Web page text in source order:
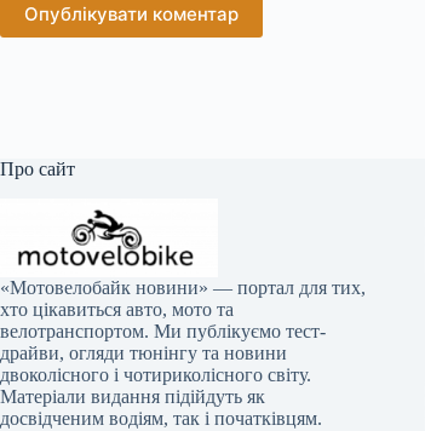
Опублікувати коментар
Про сайт
«Мотовелобайк новини» — портал для тих,
хто цікавиться авто, мото та
велотранспортом. Ми публікуємо тест-
драйви, огляди тюнінгу та новини
двоколісного і чотириколісного світу.
Матеріали видання підійдуть як
досвідченим водіям, так і початківцям.